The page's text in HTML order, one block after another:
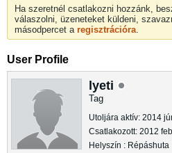
Ha szeretnél csatlakozni hozzánk,
válaszolni, üzeneteket küldeni,
másodpercet a regisztrációra.
User Profile
lyeti
Tag
Utoljára aktív: 2014
Csatlakozott: 2012
Helyszín : Répáshuta